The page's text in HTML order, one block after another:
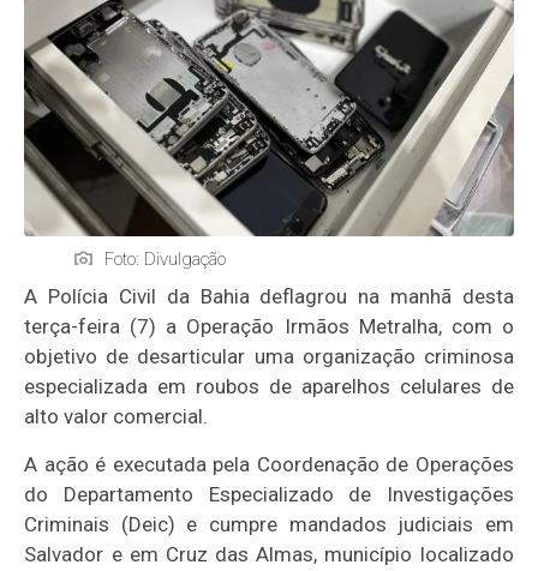
Foto: Divulgação
A Polícia Civil da Bahia deflagrou na manhã desta
terça-feira (7) a Operação Irmãos Metralha, com o
objetivo de desarticular uma organização criminosa
especializada em roubos de aparelhos celulares de
alto valor comercial.
A ação é executada pela Coordenação de Operações
do Departamento Especializado de Investigações
Criminais (Deic) e cumpre mandados judiciais em
Salvador e em Cruz das Almas, município localizado